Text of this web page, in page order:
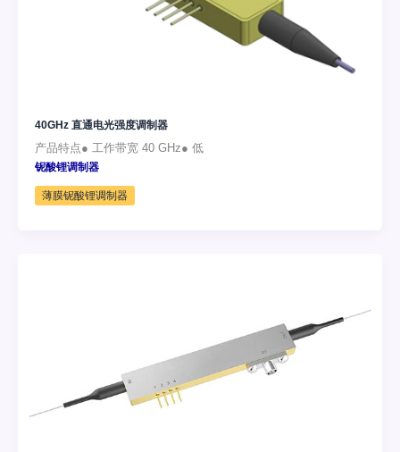
40GHz 直通电光强度调制器
产品特点● 工作带宽 40 GHz● 低
铌酸锂调制器
薄膜铌酸锂调制器